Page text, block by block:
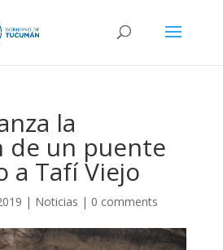
la
de un puente
a Tafí Viejo
| Noticias | 0 comments